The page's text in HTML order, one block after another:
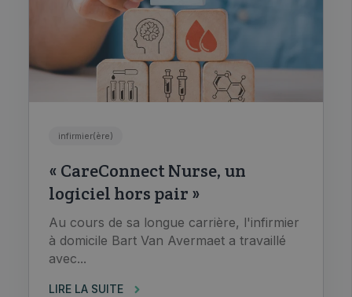
infirmier(ère)
« CareConnect Nurse, un
logiciel hors pair »
Au cours de sa longue carrière, l'infirmier
à domicile Bart Van Avermaet a travaillé
avec...
LIRE LA SUITE